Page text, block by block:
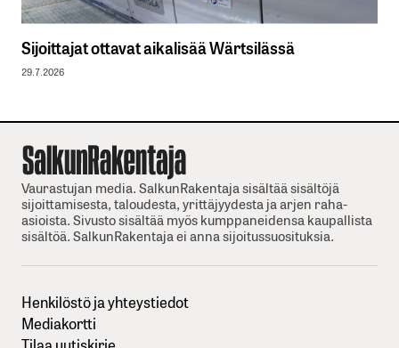
Sijoittajat ottavat aikalisää Wärtsilässä
29.7.2026
Vaurastujan media. SalkunRakentaja sisältää sisältöjä
sijoittamisesta, taloudesta, yrittäjyydesta ja arjen raha-
asioista. Sivusto sisältää myös kumppaneidensa kaupallista
sisältöä. SalkunRakentaja ei anna sijoitussuosituksia.
Henkilöstö ja yhteystiedot
Mediakortti